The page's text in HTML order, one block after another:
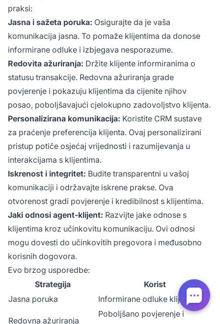
praksi:
Jasna i sažeta poruka: Osigurajte da je vaša
komunikacija jasna. To pomaže klijentima da donose
informirane odluke i izbjegava nesporazume.
Redovita ažuriranja: Držite klijente informiranima o
statusu transakcije. Redovna ažuriranja grade
povjerenje i pokazuju klijentima da cijenite njihov
posao, poboljšavajući cjelokupno zadovoljstvo klijenta.
Personalizirana komunikacija: Koristite CRM sustave
za praćenje preferencija klijenta. Ovaj personalizirani
pristup potiče osjećaj vrijednosti i razumijevanja u
interakcijama s klijentima.
Iskrenost i integritet: Budite transparentni u vašoj
komunikaciji i održavajte iskrene prakse. Ova
otvorenost gradi povjerenje i kredibilnost s klijentima.
Jaki odnosi agent-klijent: Razvijte jake odnose s
klijentima kroz učinkovitu komunikaciju. Ovi odnosi
mogu dovesti do učinkovitih pregovora i međusobno
korisnih dogovora.
Evo brzog usporedbe:
Strategija
Korist
Jasna poruka
Informirane odluke klijenta
Redovna ažuriranja
Poboljšano povjerenje i